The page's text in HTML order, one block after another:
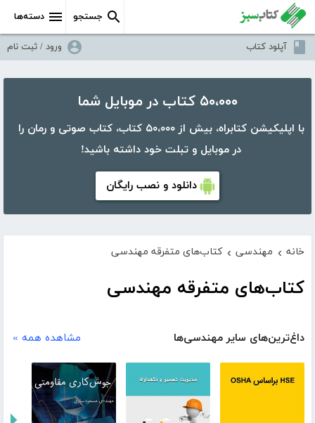
دسته‌ها جستجو
آپلود کتاب ورود / ثبت نام
۵۰،۰۰۰ کتاب در موبایل شما
با اپلیکیشن کتابراه، بیش از ۵۰،۰۰۰ کتاب، کتاب صوتی و رمان را
در موبایل و تبلت خود داشته باشید!
دانلود و نصب رایگان
خانه › مهندسی › کتاب‌های متفرقه مهندسی
کتاب‌های متفرقه مهندسی
داغ‌ترین‌های سایر مهندسی‌ها مشاهده همه »